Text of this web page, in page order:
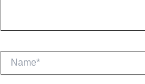
Name*